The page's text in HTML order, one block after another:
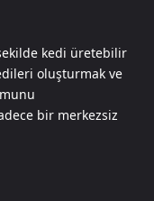
kedi üretebilir
oluşturmak ve
bir merkezsiz